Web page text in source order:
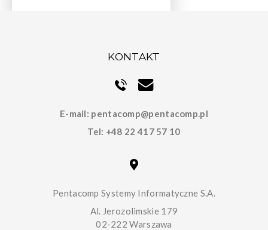
KONTAKT
E-mail: pentacomp@pentacomp.pl
Tel: +48 22 417 57 10
Pentacomp Systemy Informatyczne S.A.
Al. Jerozolimskie 179
02-222 Warszawa